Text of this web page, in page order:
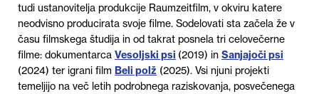
tudi ustanovitelja produkcije Raumzeitfilm, v okviru katere
neodvisno producirata svoje filme. Sodelovati sta začela že v
času filmskega študija in od takrat posnela tri celovečerne
filme: dokumentarca Vesoljski psi (2019) in Sanjajoči psi
(2024) ter igrani film Beli polž (2025). Vsi njuni projekti
temeljijo na več letih podrobnega raziskovanja, posvečenega